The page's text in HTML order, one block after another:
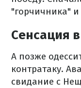
"горчичника"
Сенсация
А позже
контратаку.
свидание с